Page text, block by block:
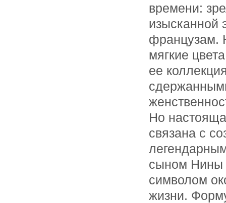
времени:
изысканной
французам.
мягкие
ее
Но
связана с
сыном Нины
символом
жизни.